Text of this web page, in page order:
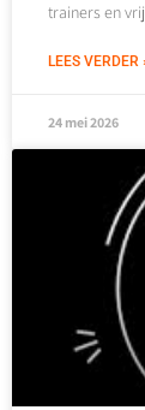
trainers en
LEES VERDER
24 mei 2026